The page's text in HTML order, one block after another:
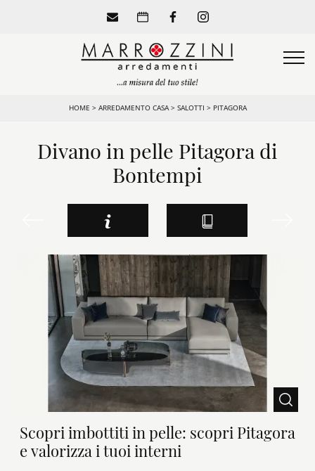
HOME > ARREDAMENTO CASA> SALOTTI > PITAGORA
Divano in pelle Pitagora di
Bontempi
Scopri imbottiti in pelle: scopri Pitagora
e valorizza i tuoi interni